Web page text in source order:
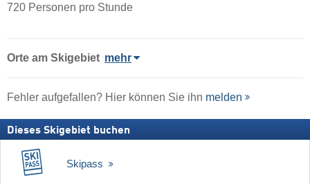
720 Personen pro Stunde
Orte am Skigebiet mehr
Fehler aufgefallen? Hier können Sie ihn melden
Dieses Skigebiet buchen
Skipass